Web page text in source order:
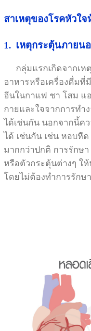
สาเหตุของโรคหัวใ
1. เหตุกระตุ้นภายน
กลุ่มแรกเกิดจากเห
อาหารหรือเครื่องดื่มที่
อีนในกาแฟ ชา โสม แ
กายและใจจากการทำ
ได้เช่นกัน นอกจากนี้ค
ได้ เช่นกัน เช่น หอบหื
มากกว่าปกติ การรักษ
หรือตัวกระตุ้นต่างๆ ใ
โดยไม่ต้องทำการรักษ